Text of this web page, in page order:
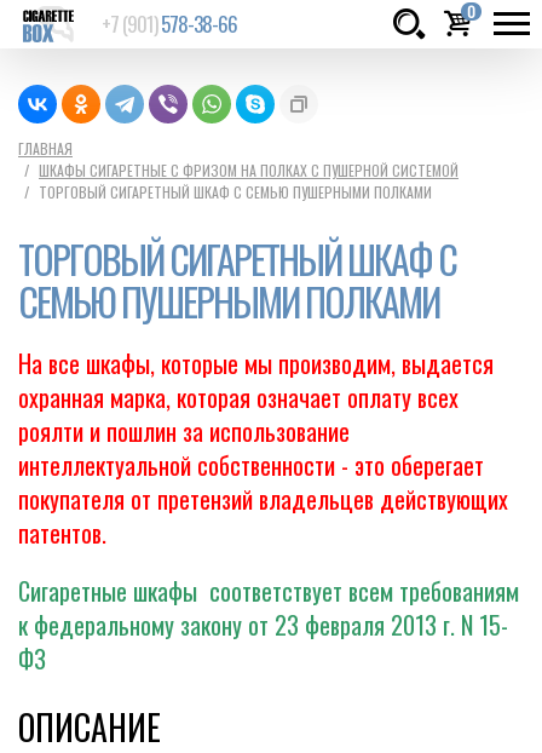
+7 (901)578-38-66 0
руб.
ГЛАВНАЯ
ШКАФЫ СИГАРЕТНЫЕ С ФРИЗОМ НА ПОЛКАХ С ПУШЕРНОЙ СИСТЕМОЙ
ТОРГОВЫЙ СИГАРЕТНЫЙ ШКАФ С СЕМЬЮ ПУШЕРНЫМИ ПОЛКАМИ
ТОРГОВЫЙ СИГАРЕТНЫЙ ШКАФ С
СЕМЬЮ ПУШЕРНЫМИ ПОЛКАМИ
На все шкафы, которые мы производим, выдается
охранная марка, которая означает оплату всех
роялти и пошлин за использование
интеллектуальной собственности - это оберегает
покупателя от претензий владельцев действующих
патентов.
Сигаретные шкафы соответствует всем требованиям
к федеральному закону от 23 февраля 2013 г. N 15-
ФЗ
ОПИСАНИЕ